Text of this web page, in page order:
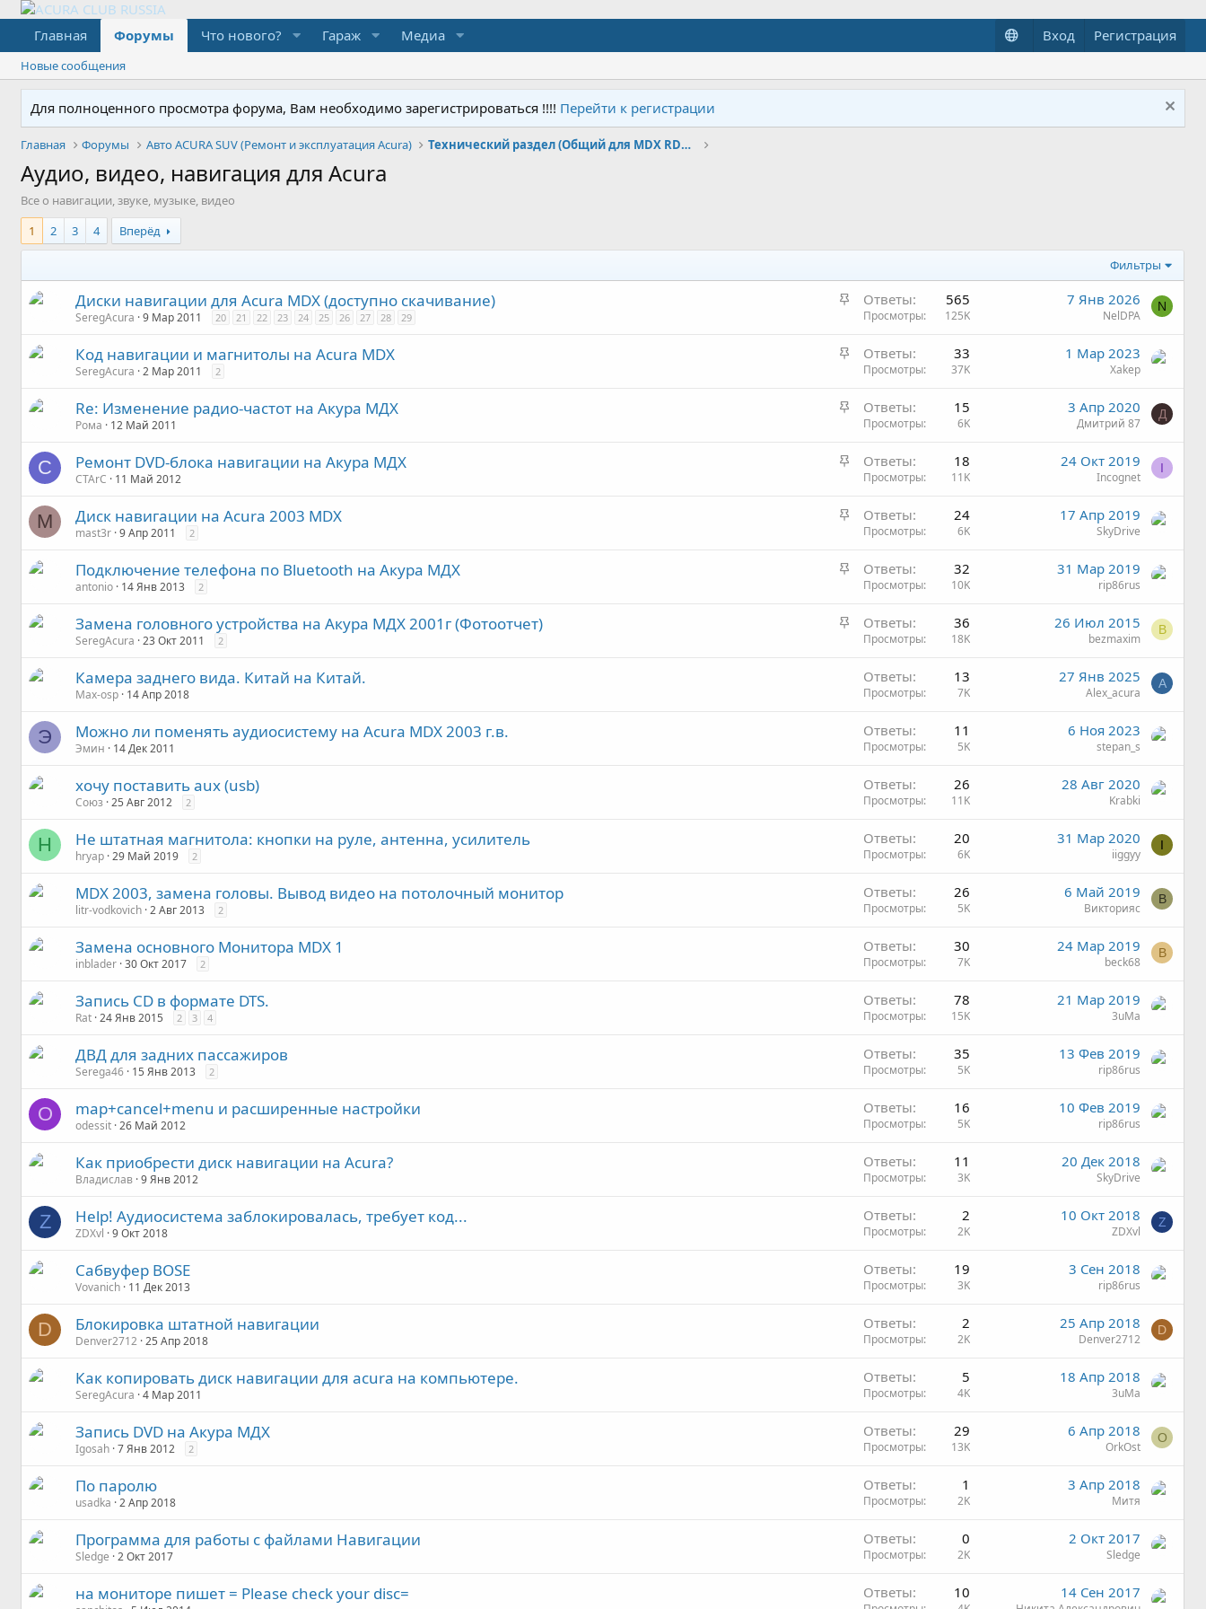
Главная Форумы Что нового? Гараж Медиа Вход Регистрация
Новые сообщения
Для полноценного просмотра форума, Вам необходимо зарегистрироваться !!!! Перейти к регистрации
Главная Форумы Авто ACURA SUV (Ремонт и эксплуатация Acura) Технический раздел (Общий для MDX RDX TLX ZDX)
Аудио, видео, навигация для Acura
Все о навигации, звуке, музыке, видео
1
2 3 4 Вперёд
Фильтры
З
р
л
о
Диски навигации для Acura MDX (доступно скачивание)
SeregAcura 9 Мар 2011 20 21 22 23 24 25 26 27 28 29
Ответы 565
Просмотры 125K
7 Янв 2026
NelDPA
N
З
р
л
о
Код навигации и магнитолы на Acura MDX
SeregAcura 2 Мар 2011 2
Ответы 33
Просмотры 37K
1 Мар 2023
Xakep
З
р
л
о
Re: Изменение радио-частот на Акура МДХ
Рома 12 Май 2011
Ответы 15
Просмотры 6K
3 Апр 2020
Дмитрий 87
Д
C
З
р
л
о
Ремонт DVD-блока навигации на Акура МДХ
CTArC 11 Май 2012
Ответы 18
Просмотры 11K
24 Окт 2019
Incognet
I
M
З
р
л
Диск навигации на Acura 2003 MDX
mast3r 9 Апр 2011 2
Ответы 24
Просмотры 6K
17 Апр 2019
SkyDrive
З
р
Подключение телефона по Bluetooth на Акура МДХ
antonio 14 Янв 2013 2
Ответы 32
Просмотры 10K
31 Мар 2019
rip86rus
З
Замена головного устройства на Акура МДХ 2001г (Фотоотчет)
SeregAcura 23 Окт 2011 2
Ответы 36
Просмотры 18K
26 Июл 2015
bezmaxim
B
Камера заднего вида. Китай на Китай.
Max-osp 14 Апр 2018
Ответы 13
Просмотры 7K
27 Янв 2025
Alex_acura
A
Э Можно ли поменять аудиосистему на Acura MDX 2003 г.в.
Эмин 14 Дек 2011
Ответы 11
Просмотры 5K
6 Ноя 2023
stepan_s
хочу поставить aux (usb)
Союз 25 Авг 2012 2
Ответы 26
Просмотры 11K
28 Авг 2020
Krabki
H Не штатная магнитола: кнопки на руле, антенна, усилитель
hryap 29 Май 2019 2
Ответы 20
Просмотры 6K
31 Мар 2020
iiggyy
I
MDX 2003, замена головы. Вывод видео на потолочный монитор
litr-vodkovich 2 Авг 2013 2
Ответы 26
Просмотры 5K
6 Май 2019
Викторияс
В
Замена основного Монитора MDX 1
inblader 30 Окт 2017 2
Ответы 30
Просмотры 7K
24 Мар 2019
beck68
B
Запись CD в формате DTS.
Rat 24 Янв 2015 2 3 4
Ответы 78
Просмотры 15K
21 Мар 2019
3uMa
ДВД для задних пассажиров
Serega46 15 Янв 2013 2
Ответы 35
Просмотры 5K
13 Фев 2019
rip86rus
O map+cancel+menu и расширенные настройки
odessit 26 Май 2012
Ответы 16
Просмотры 5K
10 Фев 2019
rip86rus
Как приобрести диск навигации на Acura?
Владислав 9 Янв 2012
Ответы 11
Просмотры 3K
20 Дек 2018
SkyDrive
Z Help! Аудиосистема заблокировалась, требует код...
ZDXvl 9 Окт 2018
Ответы 2
Просмотры 2K
10 Окт 2018
ZDXvl
Z
Сабвуфер BOSE
Vovanich 11 Дек 2013
Ответы 19
Просмотры 3K
3 Сен 2018
rip86rus
D Блокировка штатной навигации
Denver2712 25 Апр 2018
Ответы 2
Просмотры 2K
25 Апр 2018
Denver2712
D
Как копировать диск навигации для acura на компьютере.
SeregAcura 4 Мар 2011
Ответы 5
Просмотры 4K
18 Апр 2018
3uMa
Запись DVD на Акура МДХ
Igosah 7 Янв 2012 2
Ответы 29
Просмотры 13K
6 Апр 2018
OrkOst
O
По паролю
usadka 2 Апр 2018
Ответы 1
Просмотры 2K
3 Апр 2018
Митя
Программа для работы с файлами Навигации
Sledge 2 Окт 2017
Ответы 0
Просмотры 2K
2 Окт 2017
Sledge
на мониторе пишет = Please check your disc= Ответы 10 14 Сен 2017